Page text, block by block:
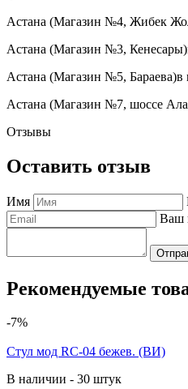
Астана (Магазин №4, Жибек
Астана (Магазин №3, Кенесары)
Астана (Магазин №5, Бараева)в
Астана (Магазин №7, шоссе
Отзывы
Оставить отзыв
Имя
Ваш
Рекомендуемые
-7%
Cтул мод RC-04 бежев. (ВИ)
В наличии - 30 штук